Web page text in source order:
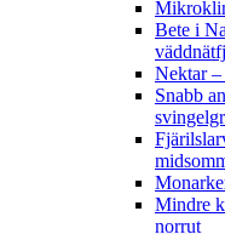
Bete i
Nektar –
Snabb
Mindre
norrut